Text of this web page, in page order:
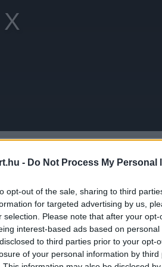
- Do Not Process My Personal
opt-out of the sale, sharing to third
for targeted advertising by us,
selection. Please note that after your
interest-based ads based on
to third parties prior to your opt-
of your personal information by third
jó, valamint ő maga sem áll
lesz tovább javulni” –